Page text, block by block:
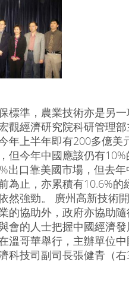
標準，農業技術亦是另
觀經濟研究院科研管理
年上半年即有200多億
但今年中國應該仍有
出口靠美國市場，但去
為止，亦累積有10.6%
然強勁。 廣州高新技術
的協助外，政府亦協助
會的人士把握中國經濟
溫哥華舉行，主辦單位
科技司副司長張健青（